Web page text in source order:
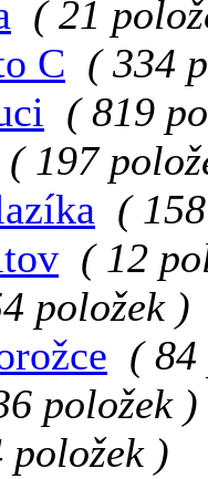
( 21
C ( 334
( 819
( 197
(
( 12
položek )
( 84
položek )
položek )